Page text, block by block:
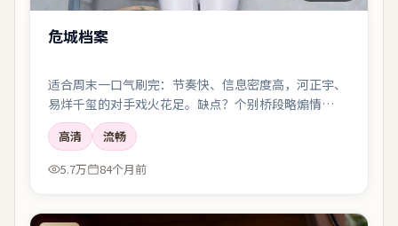
危城档案
适合周末一口气刷完：节奏快、信息密度高，河正宇、
易烊千玺的对手戏火花足。缺点？个别桥段略煽情——
但瑕不掩瑜。
高清
流畅
5.7万
84个月前